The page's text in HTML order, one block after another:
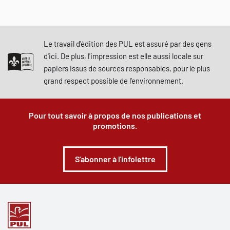
Le travail d'édition des PUL est assuré par des gens
d'ici. De plus, l'impression est elle aussi locale sur
papiers issus de sources responsables, pour le plus
grand respect possible de l'environnement.
Pour tout savoir à propos de nos publications et
promotions.
S'abonner à l'infolettre